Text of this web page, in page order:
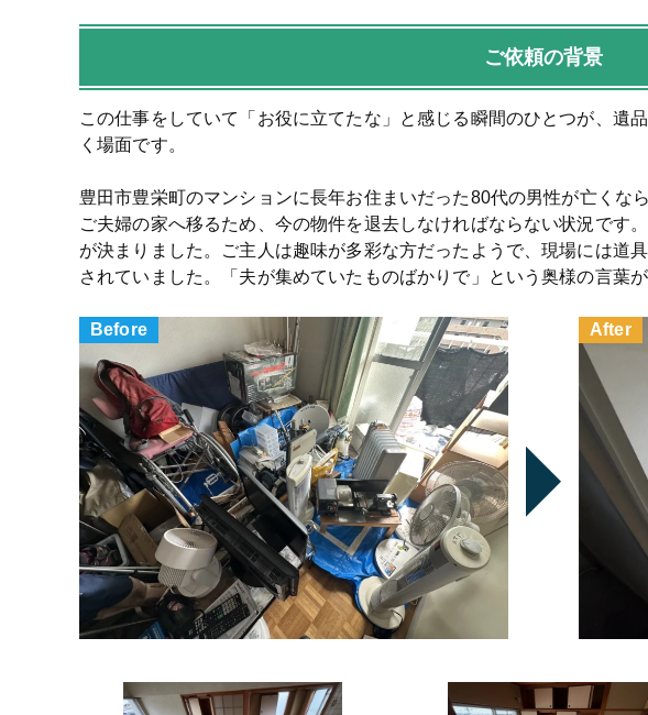
ご依頼の背景
この仕事をしていて「お役に立てたな」と感じる瞬間のひとつが、遺
く場面です。
豊田市豊栄町のマンションに長年お住まいだった80代の男性が亡くな
ご夫婦の家へ移るため、今の物件を退去しなければならない状況です
が決まりました。ご主人は趣味が多彩な方だったようで、現場には道
されていました。「夫が集めていたものばかりで」という奥様の言葉
Before After